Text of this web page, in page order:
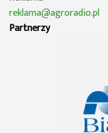
reklama@agroradio.pl
Partnerzy